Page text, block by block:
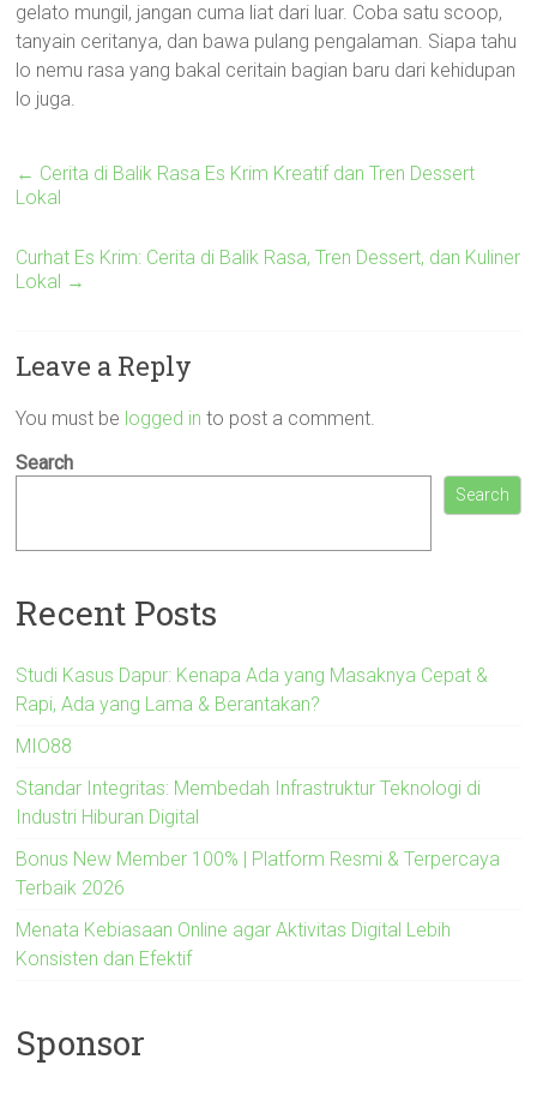
gelato mungil, jangan cuma liat dari luar. Coba satu scoop,
tanyain ceritanya, dan bawa pulang pengalaman. Siapa tahu
lo nemu rasa yang bakal ceritain bagian baru dari kehidupan
lo juga.
← Cerita di Balik Rasa Es Krim Kreatif dan Tren Dessert
Lokal
Curhat Es Krim: Cerita di Balik Rasa, Tren Dessert, dan Kuliner
Lokal →
Leave a Reply
You must be logged in to post a comment.
Search
Search
Recent Posts
Studi Kasus Dapur: Kenapa Ada yang Masaknya Cepat &
Rapi, Ada yang Lama & Berantakan?
MIO88
Standar Integritas: Membedah Infrastruktur Teknologi di
Industri Hiburan Digital
Bonus New Member 100% | Platform Resmi & Terpercaya
Terbaik 2026
Menata Kebiasaan Online agar Aktivitas Digital Lebih
Konsisten dan Efektif
Sponsor